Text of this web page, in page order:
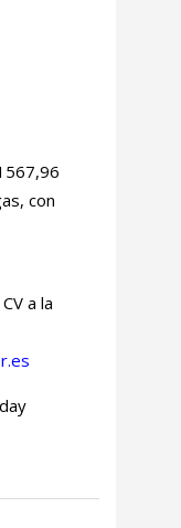
con
a la